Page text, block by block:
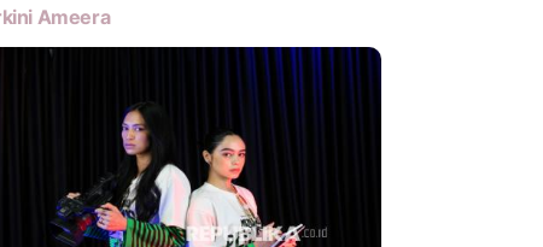
Ameera